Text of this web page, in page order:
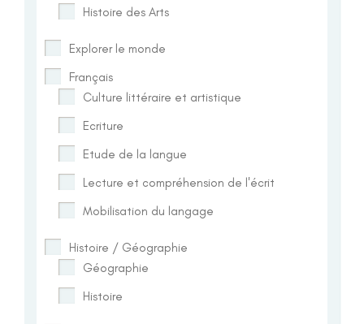
Histoire des Arts
Explorer le monde
Français
Culture littéraire et artistique
Ecriture
Etude de la langue
Lecture et compréhension de l'écrit
Mobilisation du langage
Histoire / Géographie
Géographie
Histoire